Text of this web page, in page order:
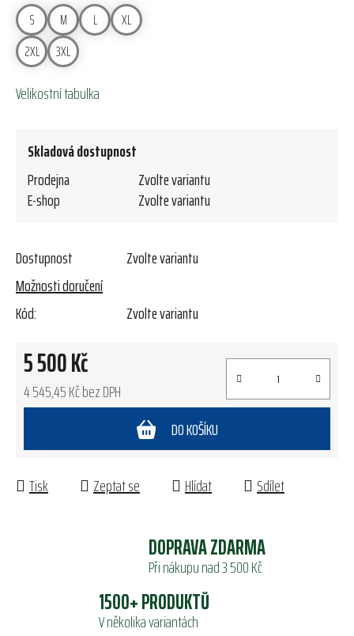
S M L
XL
2XL
3XL
Velikostní tabulka
Skladová dostupnost
Prodejna
Zvolte variantu
E-shop
Zvolte variantu
Dostupnost
Zvolte variantu
Možnosti doručení
Kód:
Zvolte variantu
5 500 Kč
4 545,45 Kč bez DPH
DO KOŠÍKU
Tisk Zeptat se Hlídat Sdílet
DOPRAVA ZDARMA
Při nákupu nad 3 500 Kč
1500+ PRODUKTŮ
V několika variantách